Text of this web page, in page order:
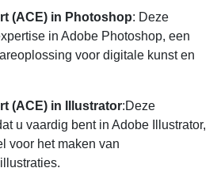
(ACE) in Photoshop: Deze
in Adobe Photoshop, een
voor digitale kunst en
(ACE) in Illustrator:Deze
u vaardig bent in Adobe Illustrator,
voor het maken van